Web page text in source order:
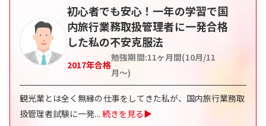
初心者でも安心！一年の学習で国
内旅行業務取扱管理者に一発合格
した私の不安克服法
2017年合格
勉強期間:11ヶ月間(10月/11
月〜)
観光業とは全く無縁の仕事をしてきた私が、国内旅行業務取
扱管理者試験に一発... 続きを見る▶